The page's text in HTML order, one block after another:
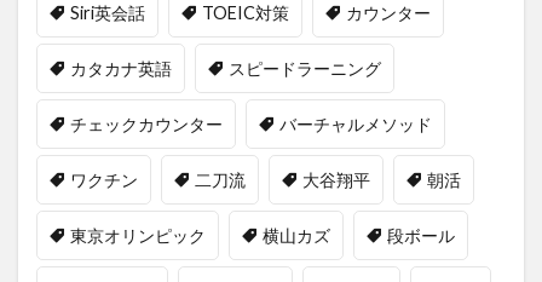
Siri英会話 TOEIC対策 カウンター
カタカナ英語 スピードラーニング
チェックカウンター バーチャルメソッド
ワクチン 二刀流 大谷翔平 朝活
東京オリンピック 横山カズ 段ボール